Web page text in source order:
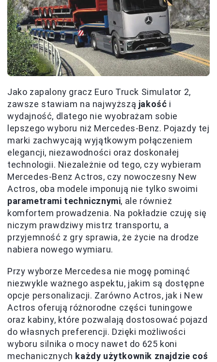
Jako zapalony gracz Euro Truck Simulator 2,
zawsze stawiam na najwyższą jakość i
wydajność, dlatego nie wyobrażam sobie
lepszego wyboru niż Mercedes-Benz. Pojazdy tej
marki zachwycają wyjątkowym połączeniem
elegancji, niezawodności oraz doskonałej
technologii. Niezależnie od tego, czy wybieram
Mercedes-Benz Actros, czy nowoczesny New
Actros, oba modele imponują nie tylko swoimi
parametrami technicznymi, ale również
komfortem prowadzenia. Na pokładzie czuję się
niczym prawdziwy mistrz transportu, a
przyjemność z gry sprawia, że życie na drodze
nabiera nowego wymiaru.
Przy wyborze Mercedesa nie mogę pominąć
niezwykle ważnego aspektu, jakim są dostępne
opcje personalizacji. Zarówno Actros, jak i New
Actros oferują różnorodne części tuningowe
oraz kabiny, które pozwalają dostosować pojazd
do własnych preferencji. Dzięki możliwości
wyboru silnika o mocy nawet do 625 koni
mechanicznych każdy użytkownik znajdzie coś